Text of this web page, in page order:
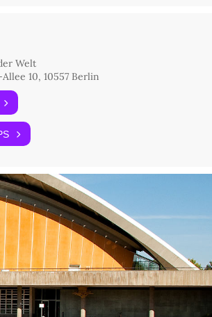
Welt
10, 10557 Berlin